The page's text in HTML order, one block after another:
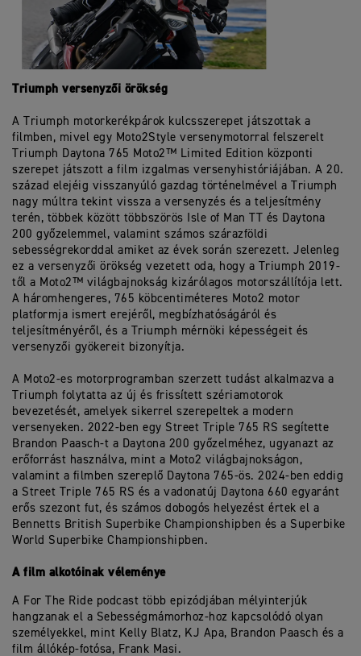
Triumph versenyzői örökség
A Triumph motorkerékpárok kulcsszerepet játszottak a
filmben, mivel egy Moto2Style versenymotorral felszerelt
Triumph Daytona 765 Moto2™ Limited Edition központi
szerepet játszott a film izgalmas versenyhistóriájában. A 20.
század elejéig visszanyúló gazdag történelmével a Triumph
nagy múltra tekint vissza a versenyzés és a teljesítmény
terén, többek között többszörös Isle of Man TT és Daytona
200 győzelemmel, valamint számos szárazföldi
sebességrekorddal amiket az évek során szerezett. Jelenleg
ez a versenyzői örökség vezetett oda, hogy a Triumph 2019-
től a Moto2™ világbajnokság kizárólagos motorszállítója lett.
A háromhengeres, 765 köbcentiméteres Moto2 motor
platformja ismert erejéről, megbízhatóságáról és
teljesítményéről, és a Triumph mérnöki képességeit és
versenyzői gyökereit bizonyítja.
A Moto2-es motorprogramban szerzett tudást alkalmazva a
Triumph folytatta az új és frissített szériamotorok
bevezetését, amelyek sikerrel szerepeltek a modern
versenyeken. 2022-ben egy Street Triple 765 RS segítette
Brandon Paasch-t a Daytona 200 győzelméhez, ugyanazt az
erőforrást használva, mint a Moto2 világbajnokságon,
valamint a filmben szereplő Daytona 765-ös. 2024-ben eddig
a Street Triple 765 RS és a vadonatúj Daytona 660 egyaránt
erős szezont fut, és számos dobogós helyezést értek el a
Bennetts British Superbike Championshipben és a Superbike
World Superbike Championshipben.
A film alkotóinak véleménye
A For The Ride podcast több epizódjában mélyinterjúk
hangzanak el a Sebességmámorhoz-hoz kapcsolódó olyan
személyekkel, mint Kelly Blatz, KJ Apa, Brandon Paasch és a
film állókép-fotósa, Frank Masi.